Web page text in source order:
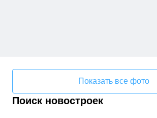
Показать все фото
Поиск новостроек